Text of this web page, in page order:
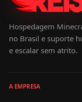
Hospedagem
no Brasil e suporte
e escalar sem atrito.
A EMPRESA